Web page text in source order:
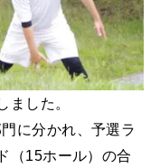
ました。
に分かれ、予選ラ
（15ホール）の合